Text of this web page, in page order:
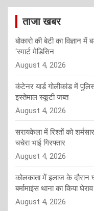
ताजा खबर
बोकारो की बेटी का
‘स्मार्ट मेडिसिन
August 4, 2026
कंटेनर यार्ड गोलीकांड में पुलिस
इस्तेमाल स्कूटी जब्त
August 4, 2026
सरायकेला में रिश्तों को
चचेरा भाई गिरफ्तार
August 4, 2026
कोलकाता में इलाज के दौरान
बर्मामाइंस थाना का किया घेराव
August 4, 2026